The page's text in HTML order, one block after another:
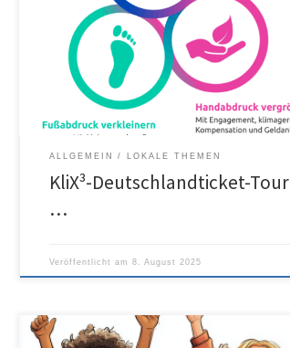
ALLGEMEIN LOKALE THEMEN
KliX³-Deutschlandticket-Tour
…
Veröffentlicht am8. August 2025